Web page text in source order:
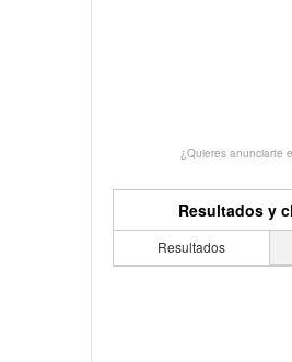
¿Quieres anunciarte
Resultados y
Resultados